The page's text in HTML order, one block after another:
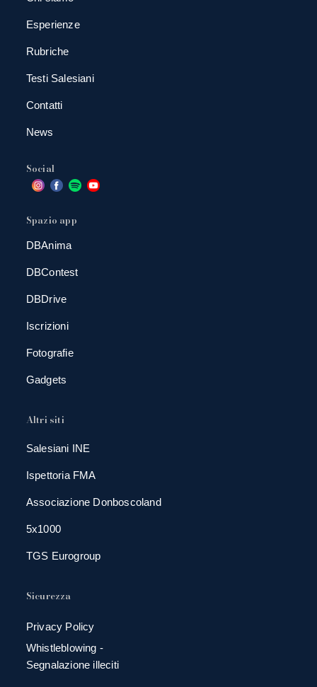
Esperienze
Rubriche
Testi Salesiani
Contatti
News
Social
Spazio app
DBAnima
DBContest
DBDrive
Iscrizioni
Fotografie
Gadgets
Altri siti
Salesiani INE
Ispettoria FMA
Associazione Donboscoland
5x1000
TGS Eurogroup
Sicurezza
Privacy Policy
Whistleblowing -
Segnalazione illeciti